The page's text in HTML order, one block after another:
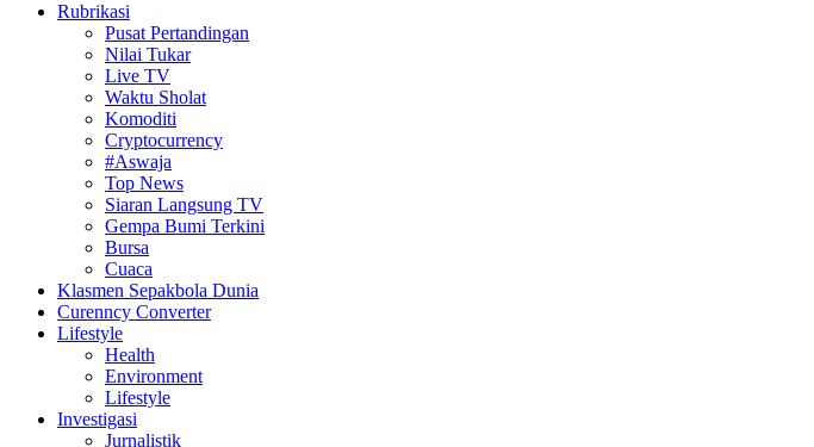
Rubrikasi
Pusat Pertandingan
Nilai Tukar
Live TV
Waktu Sholat
Komoditi
Cryptocurrency
#Aswaja
Top News
Siaran Langsung TV
Gempa Bumi Terkini
Bursa
Cuaca
Klasmen Sepakbola Dunia
Curenncy Converter
Lifestyle
Health
Environment
Lifestyle
Investigasi
Jurnalistik